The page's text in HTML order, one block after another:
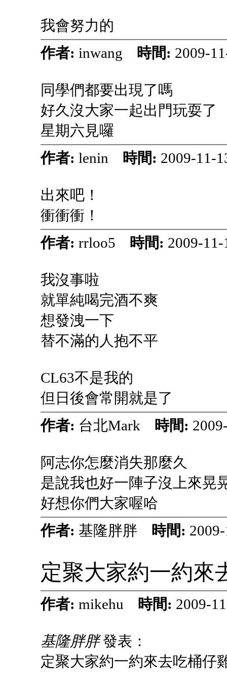
我會努力的
作者: inwang 時間: 2009-
同學們都要出現了嗎
好久沒大家一起出門玩耍了
星期六見囉
作者: lenin 時間: 2009-11-
出來吧！
衝衝衝！
作者: rrloo5 時間: 2009-
我沒事啦
就單純喝完酒不爽
想發洩一下
替不滿的人抱不平
CL63不是我的
但日後會常開就是了
作者: 台北Mark 時間:
阿志你怎麼消失那麼久
是說我也好一陣子沒上來晃
好想你們大家喔哈
作者: 基隆胖胖 時間:
定聚大家約一約來
作者: mikehu 時間: 2009-
基隆胖胖發表：
定聚大家約一約來去吃桶仔